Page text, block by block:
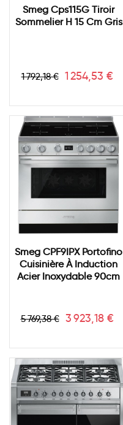
Smeg Cps115G Tiroir
Sommelier H 15 Cm Gris
Prix
1 792,18 € Prix
1 254,53 €
Smeg CPF9IPX Portofino
Cuisinière À Induction
Acier Inoxydable 90cm
Prix
5 769,38 € Prix
3 923,18 €